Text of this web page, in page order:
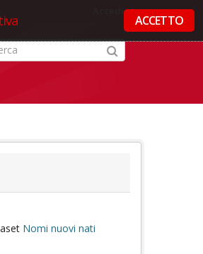
ACCETTO
Nomi nuovi nati